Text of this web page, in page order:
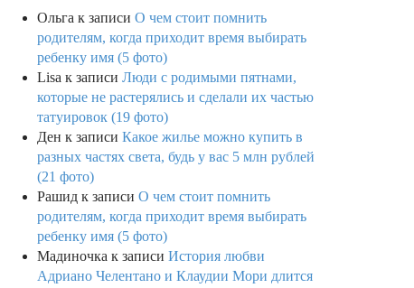
Ольга к записи О чем стоит помнить
родителям, когда приходит время выбирать
ребенку имя (5 фото)
Lisa к записи Люди с родимыми пятнами,
которые не растерялись и сделали их частью
татуировок (19 фото)
Ден к записи Какое жилье можно купить в
разных частях света, будь у вас 5 млн рублей
(21 фото)
Рашид к записи О чем стоит помнить
родителям, когда приходит время выбирать
ребенку имя (5 фото)
Мадиночка к записи История любви
Адриано Челентано и Клаудии Мори длится